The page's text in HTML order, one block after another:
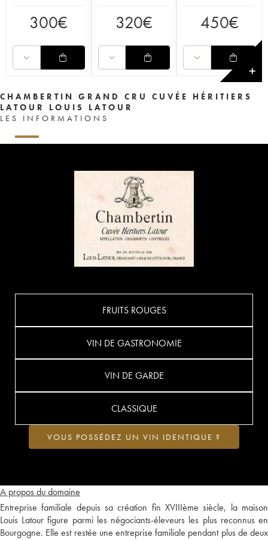
300€ 320€ 450€
✕
CHAMBERTIN GRAND CRU CUVÉE HÉRITIERS
LATOUR LOUIS LATOUR
LES INFORMATIONS
A propos du domaine
Entreprise familiale depuis sa création fin XVIIIème siècle, la maison
Louis Latour figure parmi les négociants-éleveurs les plus reconnus en
Bourgogne. Elle est restée une entreprise familiale pendant plus de deux
FRUITS ROUGES
VIN DE GASTRONOMIE
VIN DE GARDE
CLASSIQUE
VOUS POSSÉDEZ UN VIN IDENTIQUE ?